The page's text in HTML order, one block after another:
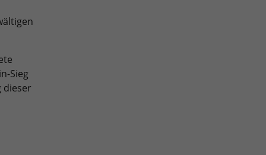
Sieg
dieser